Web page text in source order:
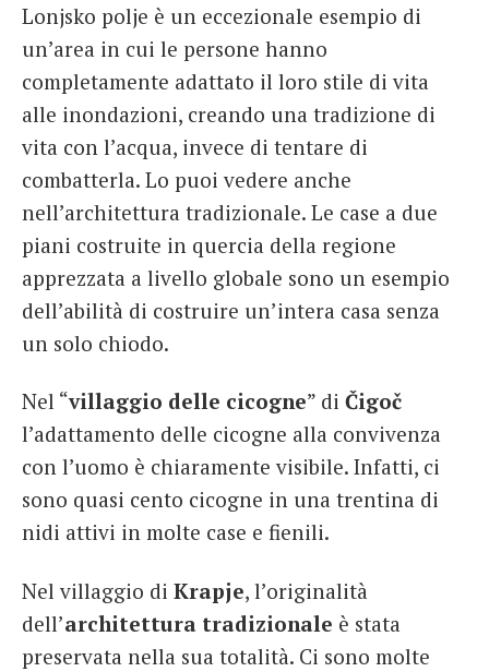
Lonjsko polje è un eccezionale esempio di
un’area in cui le persone hanno
completamente adattato il loro stile di vita
alle inondazioni, creando una tradizione di
vita con l’acqua, invece di tentare di
combatterla. Lo puoi vedere anche
nell’architettura tradizionale. Le case a due
piani costruite in quercia della regione
apprezzata a livello globale sono un esempio
dell’abilità di costruire un’intera casa senza
un solo chiodo.
Nel “villaggio delle cicogne” di Čigoč
l’adattamento delle cicogne alla convivenza
con l’uomo è chiaramente visibile. Infatti, ci
sono quasi cento cicogne in una trentina di
nidi attivi in molte case e fienili.
Nel villaggio di Krapje, l’originalità
dell’architettura tradizionale è stata
preservata nella sua totalità. Ci sono molte